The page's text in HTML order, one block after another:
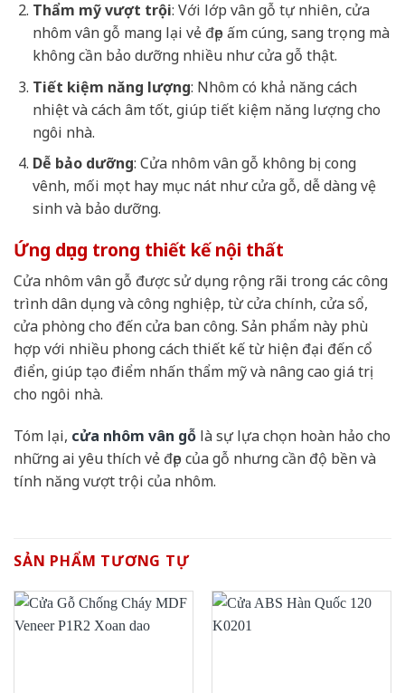
Thẩm mỹ vượt trội: Với lớp vân gỗ tự nhiên, cửa
nhôm vân gỗ mang lại vẻ đẹp ấm cúng, sang trọng mà
không cần bảo dưỡng nhiều như cửa gỗ thật.
Tiết kiệm năng lượng: Nhôm có khả năng cách
nhiệt và cách âm tốt, giúp tiết kiệm năng lượng cho
ngôi nhà.
Dễ bảo dưỡng: Cửa nhôm vân gỗ không bị cong
vênh, mối mọt hay mục nát như cửa gỗ, dễ dàng vệ
sinh và bảo dưỡng.
Ứng dụng trong thiết kế nội thất
Cửa nhôm vân gỗ được sử dụng rộng rãi trong các công
trình dân dụng và công nghiệp, từ cửa chính, cửa sổ,
cửa phòng cho đến cửa ban công. Sản phẩm này phù
hợp với nhiều phong cách thiết kế từ hiện đại đến cổ
điển, giúp tạo điểm nhấn thẩm mỹ và nâng cao giá trị
cho ngôi nhà.
Tóm lại, cửa nhôm vân gỗ là sự lựa chọn hoàn hảo cho
những ai yêu thích vẻ đẹp của gỗ nhưng cần độ bền và
tính năng vượt trội của nhôm.
SẢN PHẨM TƯƠNG TỰ